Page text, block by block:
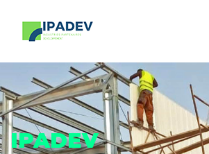
IPADEV